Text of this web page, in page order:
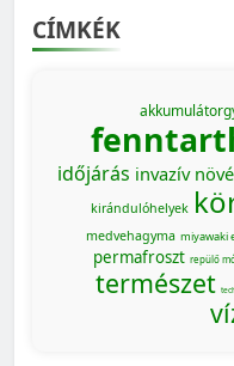
CÍMKÉK
időjárás invazív
kirándulóhelyek
medvehagyma miyawaki
permafroszt repülő
természet